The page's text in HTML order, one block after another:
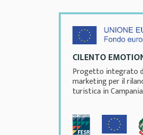
CILENTO
Progetto integrato
marketing per il
turistica in Campania